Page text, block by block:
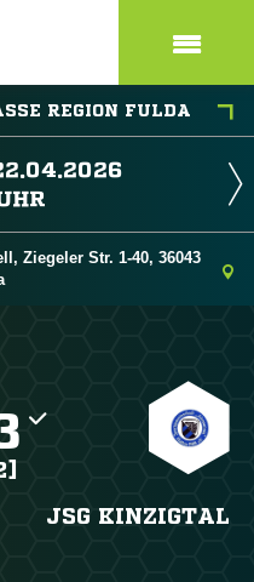
REGION FULDA
Ziegeler Str. 1-40, 36043
JSG KINZIGTAL